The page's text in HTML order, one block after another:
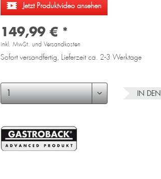
Jetzt Produktvideo ansehen
149,99 € *
inkl. MwSt. und Versandkosten
Sofort versandfertig, Lieferzeit ca. 2-3 Werktage
IN DEN